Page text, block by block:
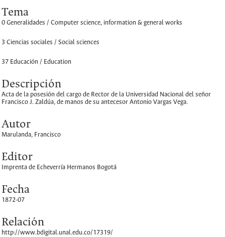
Tema
0 Generalidades / Computer science, information & general works
3 Ciencias sociales / Social sciences
37 Educación / Education
Descripción
Acta de la posesión del cargo de Rector de la Universidad Nacional del señor
Francisco J. Zaldúa, de manos de su antecesor Antonio Vargas Vega.
Autor
Marulanda, Francisco
Editor
Imprenta de Echeverría Hermanos Bogotá
Fecha
1872-07
Relación
http://www.bdigital.unal.edu.co/17319/